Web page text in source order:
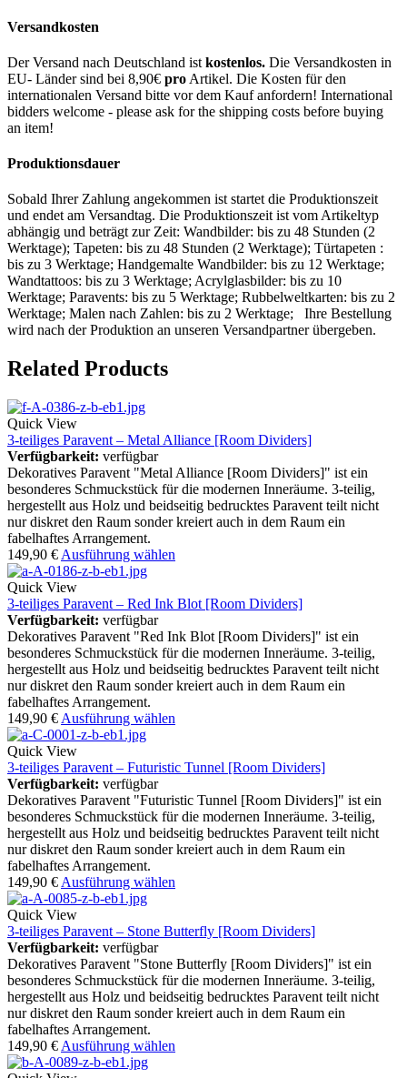
Versandkosten
Der Versand nach Deutschland ist kostenlos. Die Versandkosten in
EU- Länder sind bei 8,90€ pro Artikel. Die Kosten für den
internationalen Versand bitte vor dem Kauf anfordern! International
bidders welcome - please ask for the shipping costs before buying
an item!
Produktionsdauer
Sobald Ihrer Zahlung angekommen ist startet die Produktionszeit
und endet am Versandtag. Die Produktionszeit ist vom Artikeltyp
abhängig und beträgt zur Zeit: Wandbilder: bis zu 48 Stunden (2
Werktage); Tapeten: bis zu 48 Stunden (2 Werktage); Türtapeten :
bis zu 3 Werktage; Handgemalte Wandbilder: bis zu 12 Werktage;
Wandtattoos: bis zu 3 Werktage; Acrylglasbilder: bis zu 10
Werktage; Paravents: bis zu 5 Werktage; Rubbelweltkarten: bis zu 2
Werktage; Malen nach Zahlen: bis zu 2 Werktage; Ihre Bestellung
wird nach der Produktion an unseren Versandpartner übergeben.
Related Products
Quick View
3-teiliges Paravent – Metal Alliance [Room Dividers]
Verfügbarkeit: verfügbar
Dekoratives Paravent "Metal Alliance [Room Dividers]" ist ein
besonderes Schmuckstück für die modernen Inneräume. 3-teilig,
hergestellt aus Holz und beidseitig bedrucktes Paravent teilt nicht
nur diskret den Raum sonder kreiert auch in dem Raum ein
fabelhaftes Arrangement.
149,90 € Ausführung wählen
Quick View
3-teiliges Paravent – Red Ink Blot [Room Dividers]
Verfügbarkeit: verfügbar
Dekoratives Paravent "Red Ink Blot [Room Dividers]" ist ein
besonderes Schmuckstück für die modernen Inneräume. 3-teilig,
hergestellt aus Holz und beidseitig bedrucktes Paravent teilt nicht
nur diskret den Raum sonder kreiert auch in dem Raum ein
fabelhaftes Arrangement.
149,90 € Ausführung wählen
Quick View
3-teiliges Paravent – Futuristic Tunnel [Room Dividers]
Verfügbarkeit: verfügbar
Dekoratives Paravent "Futuristic Tunnel [Room Dividers]" ist ein
besonderes Schmuckstück für die modernen Inneräume. 3-teilig,
hergestellt aus Holz und beidseitig bedrucktes Paravent teilt nicht
nur diskret den Raum sonder kreiert auch in dem Raum ein
fabelhaftes Arrangement.
149,90 € Ausführung wählen
Quick View
3-teiliges Paravent – Stone Butterfly [Room Dividers]
Verfügbarkeit: verfügbar
Dekoratives Paravent "Stone Butterfly [Room Dividers]" ist ein
besonderes Schmuckstück für die modernen Inneräume. 3-teilig,
hergestellt aus Holz und beidseitig bedrucktes Paravent teilt nicht
nur diskret den Raum sonder kreiert auch in dem Raum ein
fabelhaftes Arrangement.
149,90 € Ausführung wählen